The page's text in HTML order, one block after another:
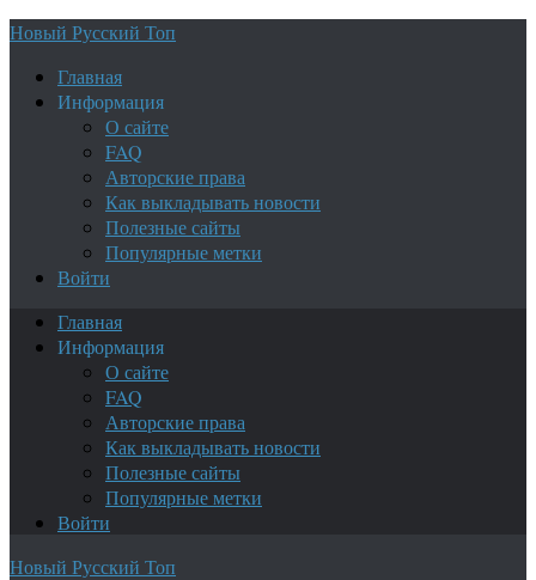
Новый Русский Топ
Главная
Информация
О сайте
FAQ
Авторские права
Как выкладывать новости
Полезные сайты
Популярные метки
Войти
Главная
Информация
О сайте
FAQ
Авторские права
Как выкладывать новости
Полезные сайты
Популярные метки
Войти
Новый Русский Топ